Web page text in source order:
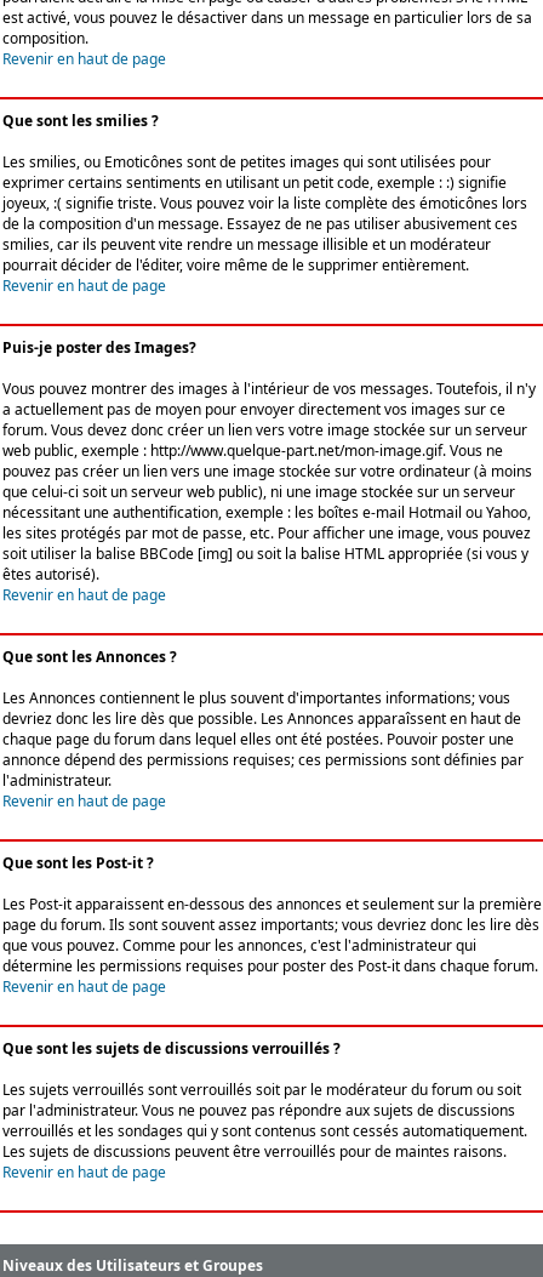
est activé, vous pouvez le désactiver dans un message en particulier lors de sa
composition.
Revenir en haut de page
Que sont les smilies ?
Les smilies, ou Emoticônes sont de petites images qui sont utilisées pour
exprimer certains sentiments en utilisant un petit code, exemple : :) signifie
joyeux, :( signifie triste. Vous pouvez voir la liste complète des émoticônes lors
de la composition d'un message. Essayez de ne pas utiliser abusivement ces
smilies, car ils peuvent vite rendre un message illisible et un modérateur
pourrait décider de l'éditer, voire même de le supprimer entièrement.
Revenir en haut de page
Puis-je poster des Images?
Vous pouvez montrer des images à l'intérieur de vos messages. Toutefois, il n'y
a actuellement pas de moyen pour envoyer directement vos images sur ce
forum. Vous devez donc créer un lien vers votre image stockée sur un serveur
web public, exemple : http://www.quelque-part.net/mon-image.gif. Vous ne
pouvez pas créer un lien vers une image stockée sur votre ordinateur (à moins
que celui-ci soit un serveur web public), ni une image stockée sur un serveur
nécessitant une authentification, exemple : les boîtes e-mail Hotmail ou Yahoo,
les sites protégés par mot de passe, etc. Pour afficher une image, vous pouvez
soit utiliser la balise BBCode [img] ou soit la balise HTML appropriée (si vous y
êtes autorisé).
Revenir en haut de page
Que sont les Annonces ?
Les Annonces contiennent le plus souvent d'importantes informations; vous
devriez donc les lire dès que possible. Les Annonces apparaîssent en haut de
chaque page du forum dans lequel elles ont été postées. Pouvoir poster une
annonce dépend des permissions requises; ces permissions sont définies par
l'administrateur.
Revenir en haut de page
Que sont les Post-it ?
Les Post-it apparaissent en-dessous des annonces et seulement sur la première
page du forum. Ils sont souvent assez importants; vous devriez donc les lire dès
que vous pouvez. Comme pour les annonces, c'est l'administrateur qui
détermine les permissions requises pour poster des Post-it dans chaque forum.
Revenir en haut de page
Que sont les sujets de discussions verrouillés ?
Les sujets verrouillés sont verrouillés soit par le modérateur du forum ou soit
par l'administrateur. Vous ne pouvez pas répondre aux sujets de discussions
verrouillés et les sondages qui y sont contenus sont cessés automatiquement.
Les sujets de discussions peuvent être verrouillés pour de maintes raisons.
Revenir en haut de page
Niveaux des Utilisateurs et Groupes